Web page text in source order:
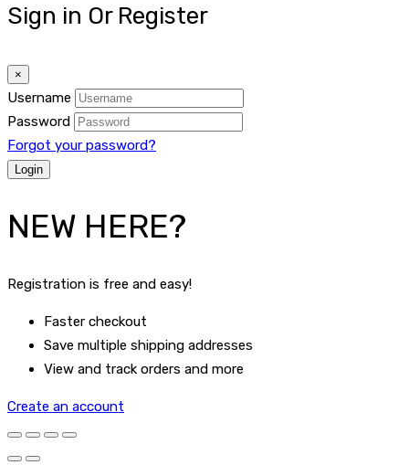
Sign in Or Register
×
Username
Password
Forgot your password?
NEW HERE?
Registration is free and easy!
Faster checkout
Save multiple shipping addresses
View and track orders and more
Create an account